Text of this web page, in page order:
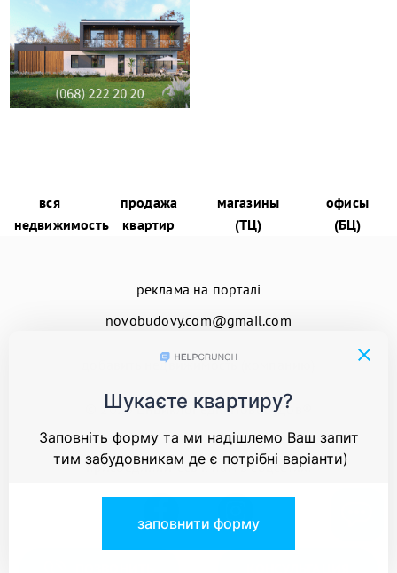
вся
недвижимость
продажа
квартир
магазины
(ТЦ)
офисы
(БЦ)
реклама на порталі
novobudovy.com@gmail.com
добавить недвижимость (компанию)
© 2026Енциклопедія Новобудов®
присоединяйтесь к нам в соцсетях: